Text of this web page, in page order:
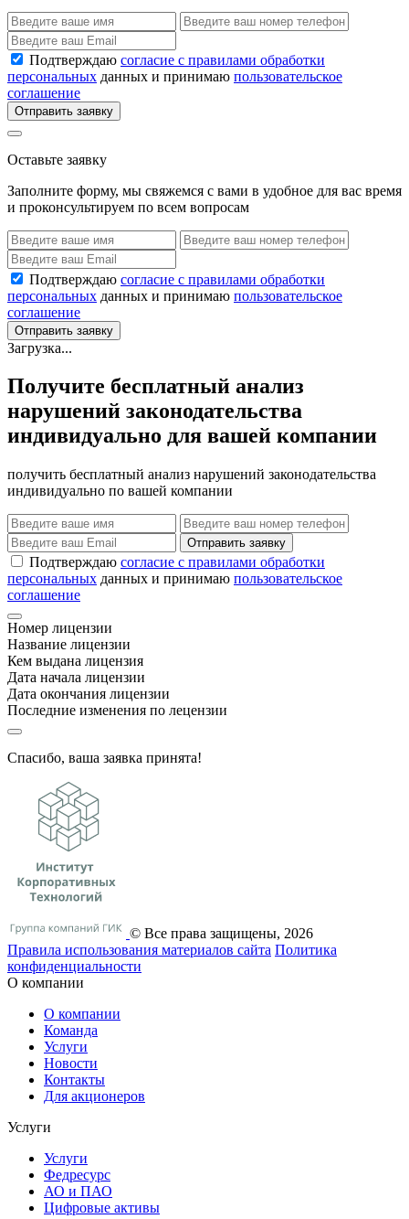
Подтверждаю согласие с правилами обработки
персональных данных и принимаю пользовательское
соглашение
Отправить заявку
Оставьте заявку
Заполните форму, мы свяжемся с вами в удобное для вас время
и проконсультируем по всем вопросам
Подтверждаю согласие с правилами обработки
персональных данных и принимаю пользовательское
соглашение
Отправить заявку
Загрузка...
Получите бесплатный анализ
нарушений законодательства
индивидуально для вашей компании
получить бесплатный анализ нарушений законодательства
индивидуально по вашей компании
Отправить заявку
Подтверждаю согласие с правилами обработки
персональных данных и принимаю пользовательское
соглашение
Номер лицензии
Название лицензии
Кем выдана лицензия
Дата начала лицензии
Дата окончания лицензии
Последние изменения по лецензии
Спасибо, ваша заявка принята!
© Все права защищены, 2026
Правила использования материалов сайта Политика
конфиденциальности
О компании
О компании
Команда
Услуги
Новости
Контакты
Для акционеров
Услуги
Услуги
Федресурс
АО и ПАО
Цифровые активы